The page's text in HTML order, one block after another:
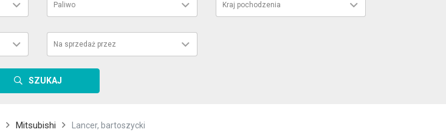
Paliwo Kraj pochodzenia
Na sprzedaż przez
SZUKAJ
Mitsubishi Lancer, bartoszycki